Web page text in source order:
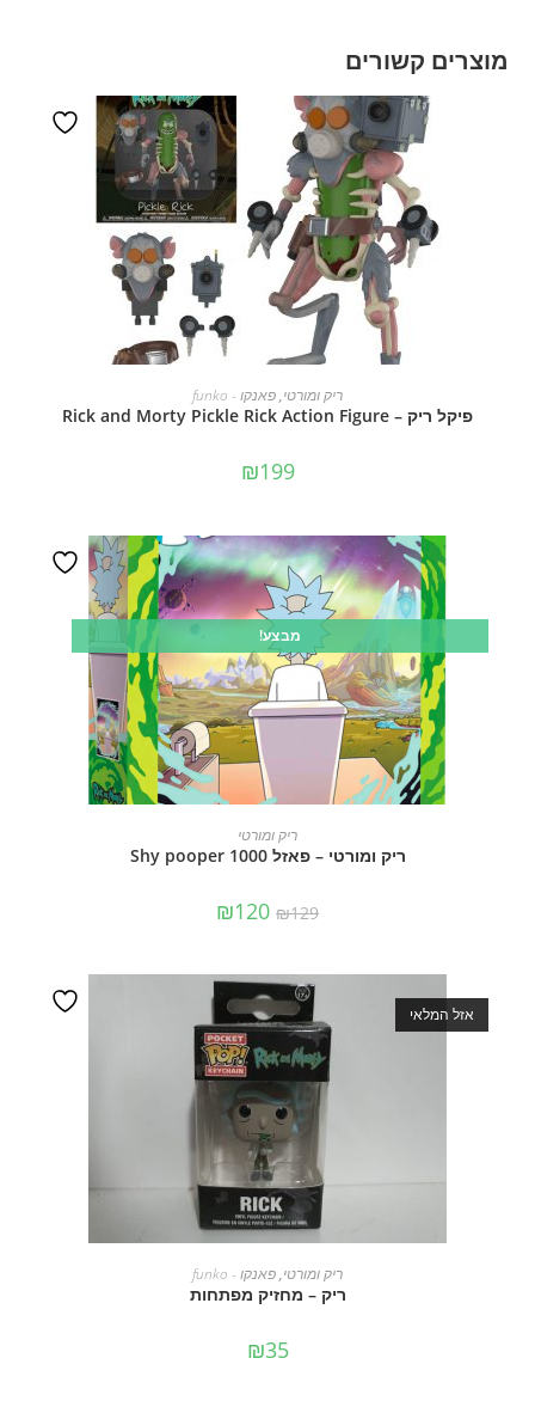
מוצרים קשורים
הוספה לסלריק ומורטי,פאנקו - funko
פיקל ריק – Rick and Morty Pickle Rick Action Figure
₪199
מבצע!
הוספה לסל
ריק ומורטי
ריק ומורטי – פאזל 1000 Shy pooper
₪129
₪120
אזל המלאי
מידע נוסףריק ומורטי,פאנקו - funko
ריק – מחזיק מפתחות
₪35